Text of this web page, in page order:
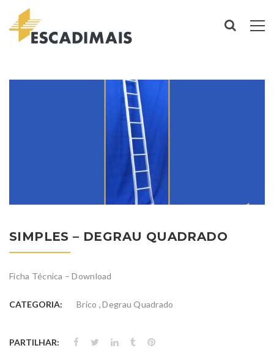
SIMPLES – DEGRAU QUADRADO
Ficha Técnica –Download
CATEGORIA: Brico ,Degrau Quadrado
PARTILHAR: